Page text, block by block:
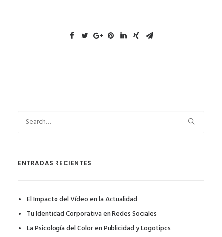
ENTRADAS RECIENTES
El Impacto del Vídeo en la Actualidad
Tu Identidad Corporativa en Redes Sociales
La Psicología del Color en Publicidad y Logotipos